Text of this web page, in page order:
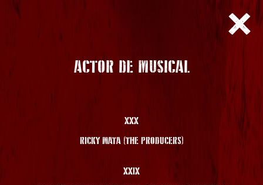
ACTOR DE MUSICAL
XXX
RICKY MATA (THE PRODUCERS)
XXIX